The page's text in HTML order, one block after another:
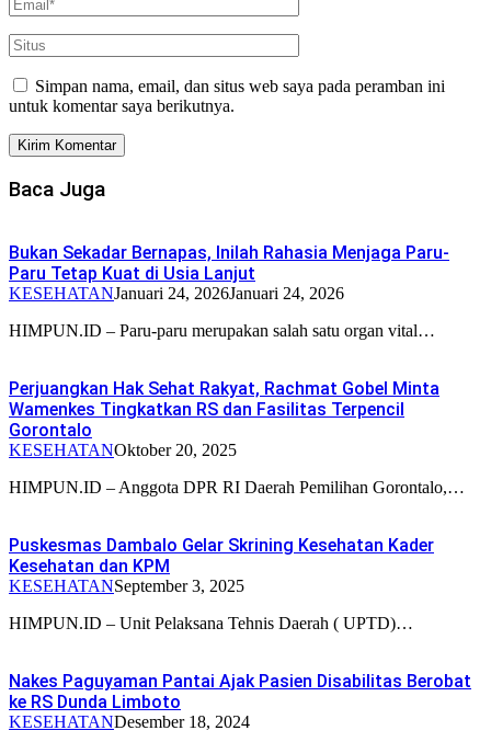
Simpan nama, email, dan situs web saya pada peramban ini
untuk komentar saya berikutnya.
Baca Juga
Bukan Sekadar Bernapas, Inilah Rahasia Menjaga Paru-
Paru Tetap Kuat di Usia Lanjut
KESEHATANJanuari 24, 2026Januari 24, 2026
HIMPUN.ID – Paru-paru merupakan salah satu organ vital…
Perjuangkan Hak Sehat Rakyat, Rachmat Gobel Minta
Wamenkes Tingkatkan RS dan Fasilitas Terpencil
Gorontalo
KESEHATANOktober 20, 2025
HIMPUN.ID – Anggota DPR RI Daerah Pemilihan Gorontalo,…
Puskesmas Dambalo Gelar Skrining Kesehatan Kader
Kesehatan dan KPM
KESEHATANSeptember 3, 2025
HIMPUN.ID – Unit Pelaksana Tehnis Daerah ( UPTD)…
Nakes Paguyaman Pantai Ajak Pasien Disabilitas Berobat
ke RS Dunda Limboto
KESEHATANDesember 18, 2024